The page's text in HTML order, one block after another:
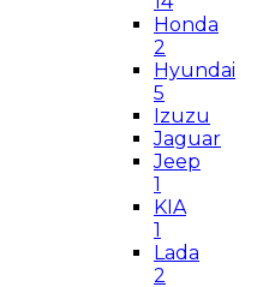
Honda
2
Hyundai
5
Izuzu
Jaguar
Jeep
1
KIA
1
Lada
2